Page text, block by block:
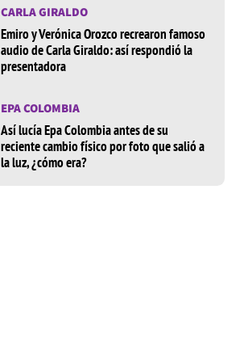
CARLA GIRALDO
Emiro y Verónica Orozco recrearon famoso
audio de Carla Giraldo: así respondió la
presentadora
EPA COLOMBIA
Así lucía Epa Colombia antes de su
reciente cambio físico por foto que salió a
la luz, ¿cómo era?